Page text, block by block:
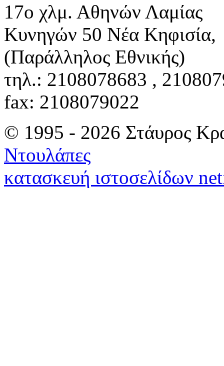
17ο χλμ. Αθηνών Λαμίας
Κυνηγών 50 Νέα Κηφισία,
(Παράλληλος Εθνικής)
τηλ.: 2108078683 ,
fax: 2108079022
© 1995 - 2026 Στάυρος
Ντουλάπες
κατασκευή ιστοσελίδων